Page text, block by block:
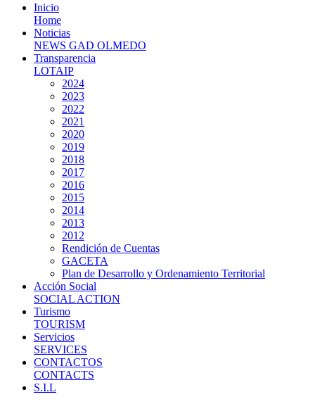
Inicio
Home
Noticias
NEWS GAD OLMEDO
Transparencia
LOTAIP
2024
2023
2022
2021
2020
2019
2018
2017
2016
2015
2014
2013
2012
Rendición de Cuentas
GACETA
Plan de Desarrollo y Ordenamiento Territorial
Acción Social
SOCIAL ACTION
Turismo
TOURISM
Servicios
SERVICES
CONTACTOS
CONTACTS
S.I.L